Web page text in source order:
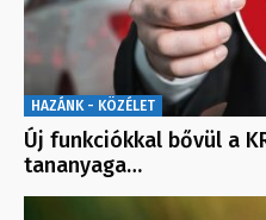
HAZÁNK - KÖZÉLET
Új funkciókkal bővül a
tananyaga…